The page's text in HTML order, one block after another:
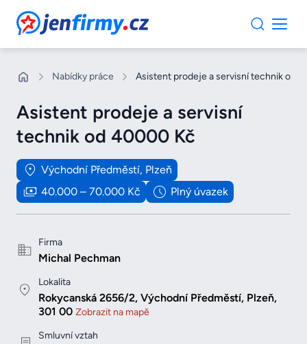
JenFirmy.cz
Nabídky práce Asistent prodeje a servisní technik od
Asistent prodeje a servisní
technik od 40000 Kč
Východní Předměstí, Plzeň
40.000 – 70.000 Kč
Plný úvazek
Firma
Michal Pechman
Lokalita
Rokycanská 2656/2, Východní Předměstí, Plzeň,
301 00 Zobrazit na mapě
Smluvní vztah